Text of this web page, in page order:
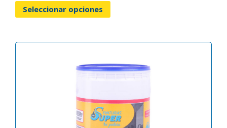
Seleccionar opciones